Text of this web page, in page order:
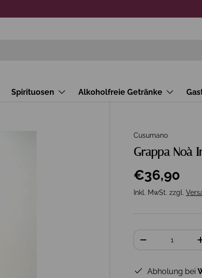
Spirituosen Alkoholfreie Getränke
Cusumano
Grappa Noà
€36,90
Inkl. MwSt. zzgl.
Anzahl
+
Abholung bei